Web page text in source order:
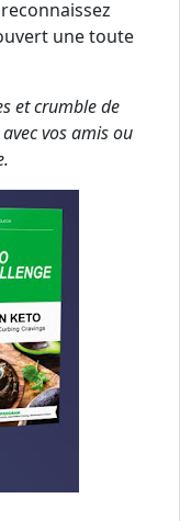
une toute
et crumble de
vos amis ou